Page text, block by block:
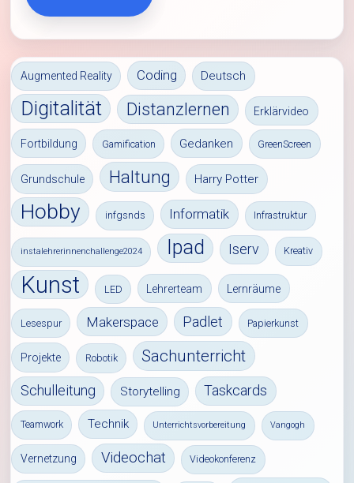
Augmented Reality Coding Deutsch
Digitalität Distanzlernen Erklärvideo
Fortbildung Gamification Gedanken GreenScreen
Grundschule Haltung Harry Potter
Hobby infgsnds Informatik Infrastruktur
instalehrerinnenchallenge2024 Ipad Iserv Kreativ
Kunst LED Lehrerteam Lernräume
Lesespur Makerspace Padlet Papierkunst
Projekte Robotik Sachunterricht
Schulleitung Storytelling Taskcards
Teamwork Technik Unterrichtsvorbereitung Vangogh
Vernetzung Videochat Videokonferenz